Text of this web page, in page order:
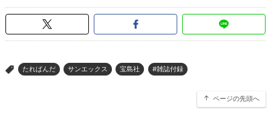
> たれぱんだ サンエックス 宝島社 #雑誌付録
ページの先頭へ